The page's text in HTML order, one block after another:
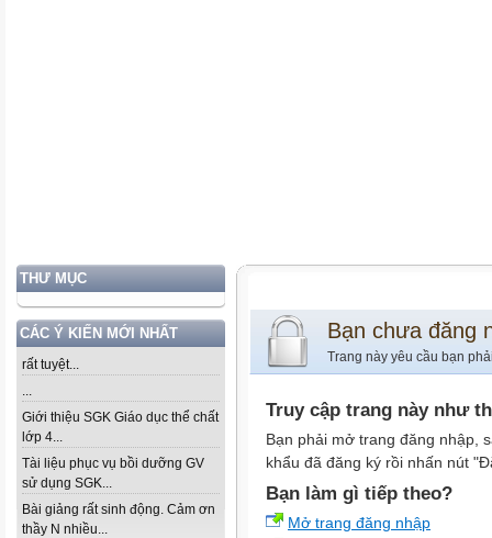
THƯ MỤC
CÁC Ý KIẾN MỚI NHẤT
rất tuyệt...
...
Giới thiệu SGK Giáo dục thể chất
lớp 4...
Tài liệu phục vụ bồi dưỡng GV
sử dụng SGK...
Bài giảng rất sinh động. Cảm ơn
thầy N nhiều...
Bạn chưa đăng
Trang này yêu cầu bạn
Truy cập trang này như
Bạn phải mở trang đăng nhập,
khẩu đã đăng ký rồi nhấn nút
Bạn làm gì tiếp theo?
Mở trang đăng nhập